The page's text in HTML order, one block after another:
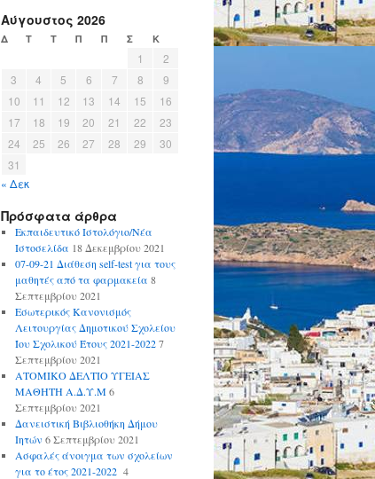
Αύγουστος 2026
Δ Τ Τ Π Π Σ Κ
1
2
3
4 5 6 7 8
9
10
11 12 13 14 15
16
17
18 19 20 21 22
23
24
25 26 27 28 29
30
31
« Δεκ
Πρόσφατα άρθρα
Εκπαιδευτικό Ιστολόγιο/Νέα
Ιστοσελίδα 18 Δεκεμβρίου 2021
07-09-21 Διάθεση self-test για τους
μαθητές από τα φαρμακεία 8
Σεπτεμβρίου 2021
Εσωτερικός Κανονισμός
Λειτουργίας Δημοτικού Σχολείου
Ίου Σχολικού Έτους 2021-2022 7
Σεπτεμβρίου 2021
ΑΤΟΜΙΚΟ ΔΕΛΤΙΟ ΥΓΕΙΑΣ
ΜΑΘΗΤΗ Α.Δ.Υ.Μ 6
Σεπτεμβρίου 2021
Δανειστική Βιβλιοθήκη Δήμου
Ιητών 6 Σεπτεμβρίου 2021
Ασφαλές άνοιγμα των σχολείων
για το έτος 2021-2022 4